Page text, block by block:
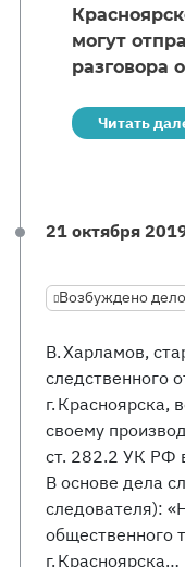
могут
разговора
Читать
21 октября 2019
Возбуждено дело
В. Харламов,
следственного
г. Красноярска,
своему
ст. 282.2 УК РФ
В основе дела
следователя):
общественного
г.